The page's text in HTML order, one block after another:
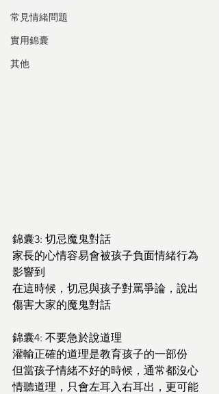
常見情緒問題
實用錦囊
其他
錦囊3: 切忌魔鬼對話
家長的心情容易會被孩子負面情緒行為
影響到
在這時候，切忌與孩子對罵爭論，說出
傷害大家的魔鬼對話
錦囊4: 不要急於說道理
灌輸正確的道理是教育孩子的一部份
但當孩子情緒不好的時候，通常都沒心
情聽道理，只會左耳入右耳出，更可能